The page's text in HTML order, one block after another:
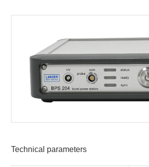
Technical parameters